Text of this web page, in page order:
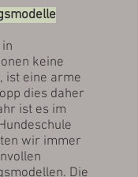
keine
ist eine arme
dies daher
ist es im
wir immer
Die